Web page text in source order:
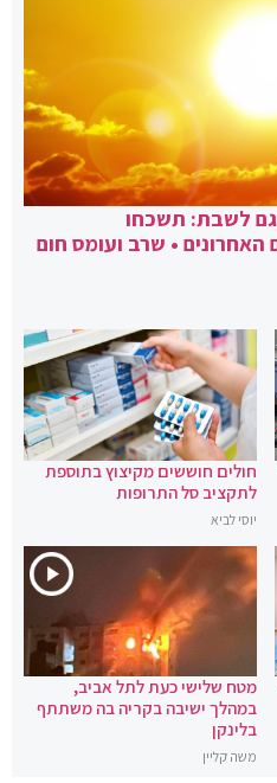
לשבת: תשכחו
• שרב ועומס חום
חולים חוששים מקיצוץ בתוספת
לתקציב סל התרופות
יוסי לביא
מטח שלישי כעת לתל אביב,
במהלך ישיבה בקריה בה משתתף
בלינקן
משה קליין